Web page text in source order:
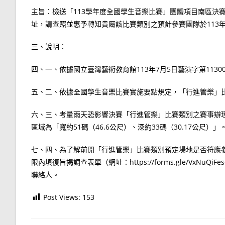
主旨：檢送「113學年度全國學生音樂比賽」團體項目南區
址，請查照並惠予轉知貴屬該比賽類別之預計參賽團隊於113
三、說明：
四、一、依據國立臺灣藝術教育館113年7月5日藝演字第
五、二、依據全國學生音樂比賽實施要點規定，「行進管樂
六、三、考量雨天恐影響決賽「行進管樂」比賽類別之賽事
區域為「寬約51碼（46.6公尺）、深約33碼（30.17公尺）」
七、四、為了解前開「行進管樂」比賽類別預定場地是否符
限內填復旨揭調查表單（網址：https://forms.gle/
聯絡人。
Post Views: 153